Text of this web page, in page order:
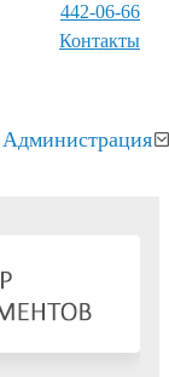
442-06-66
Контакты⁠
Администрация